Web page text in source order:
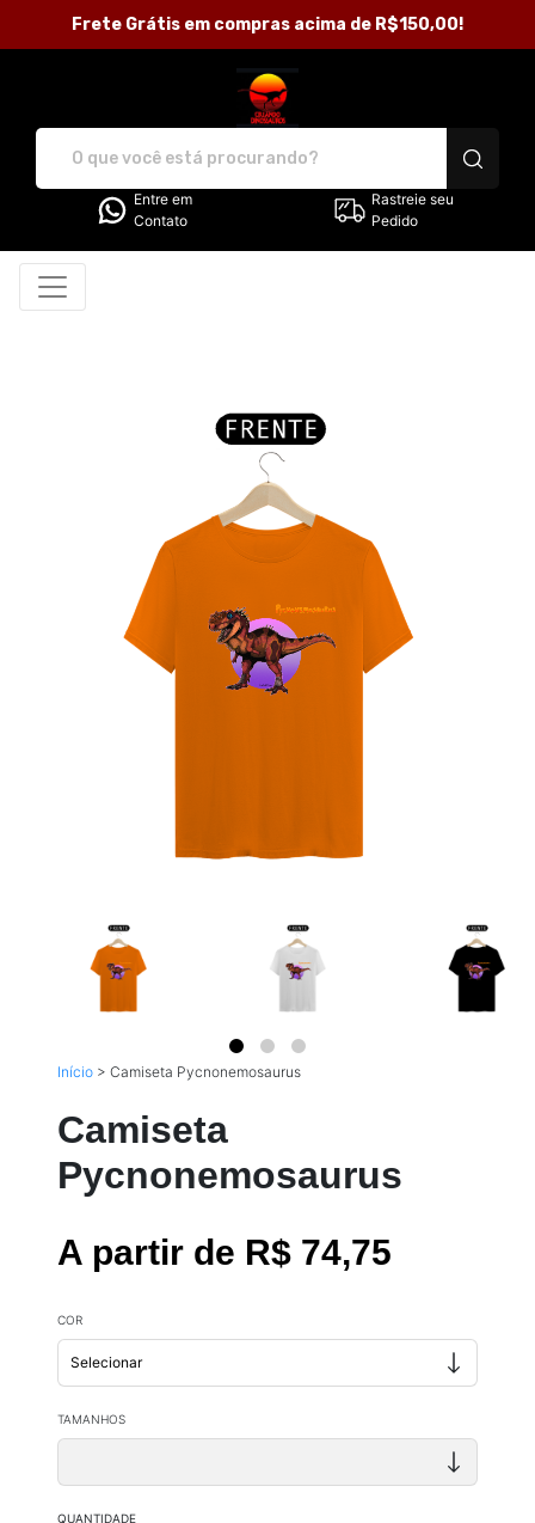
Frete Grátis em compras acima de R$150,00!
Entre em
Contato
Rastreie seu
Pedido
Início > Camiseta Pycnonemosaurus
Camiseta
Pycnonemosaurus
A partir de R$ 74,75
COR
TAMANHOS
QUANTIDADE